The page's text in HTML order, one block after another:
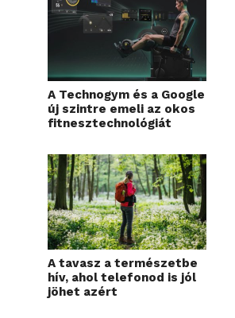
A Technogym és a Google
új szintre emeli az okos
fitnesztechnológiát
A tavasz a természetbe
hív, ahol telefonod is jól
jöhet azért